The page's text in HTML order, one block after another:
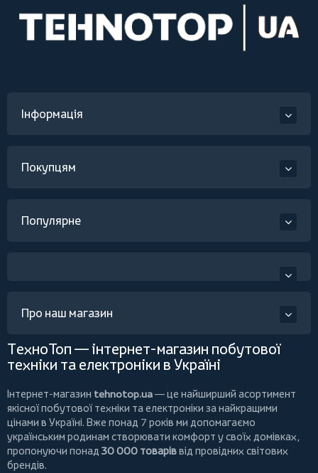
Інформація
Покупцям
Популярне
Про наш магазин
ТехноТоп — інтернет-магазин побутової
техніки та електроніки в Україні
Інтернет-магазин tehnotop.ua— це найширший асортимент
якісної побутової техніки та електроніки за найкращими
цінами в Україні. Вже понад 7 років ми допомагаємо
українським родинам створювати комфорт у своїх домівках,
пропонуючи понад 30 000 товаріввід провідних світових
брендів.